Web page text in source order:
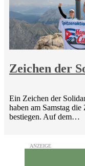
Zeichen der
Ein Zeichen der
haben am Samstag
bestiegen. Auf dem…